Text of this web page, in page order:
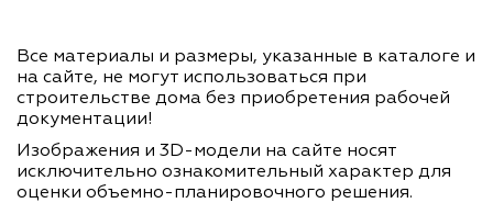
Все материалы и размеры, указанные в каталоге и
на сайте, не могут использоваться при
строительстве дома без приобретения рабочей
документации!
Изображения и 3D-модели на сайте носят
исключительно ознакомительный характер для
оценки объемно-планировочного решения.